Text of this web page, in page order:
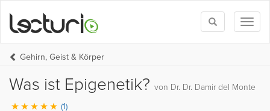
Toggle
search
Gehirn, Geist & Körper
Was ist Epigenetik? von Dr. Dr. Damir del Monte
(1)